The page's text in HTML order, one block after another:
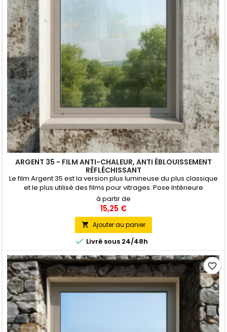
ARGENT 35 - FILM ANTI-CHALEUR, ANTI ÉBLOUISSEMENT
RÉFLÉCHISSANT
Le film Argent 35 est la version plus lumineuse du plus classique
et le plus utilisé des films pour vitrages. Pose Intérieure
à partir de
15,25 €
 Ajouter au panier
 Livré sous 24/48h
favorite_border